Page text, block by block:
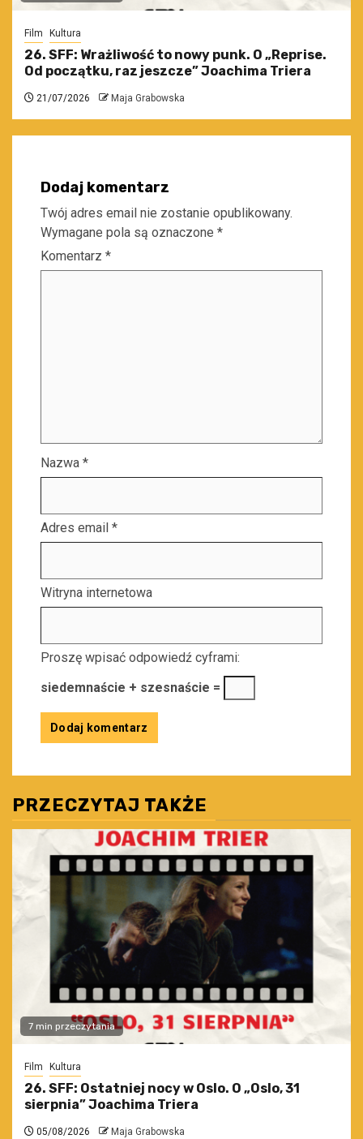
Film Kultura
26. SFF: Wrażliwość to nowy punk. O „Reprise.
Od początku, raz jeszcze” Joachima Triera
21/07/2026 Maja Grabowska
Dodaj komentarz
Twój adres email nie zostanie opublikowany.
Wymagane pola są oznaczone *
Komentarz *
Nazwa *
Adres email *
Witryna internetowa
Proszę wpisać odpowiedź cyframi:
siedemnaście + szesnaście =
PRZECZYTAJ TAKŻE
7 min przeczytania
Film Kultura
26. SFF: Ostatniej nocy w Oslo. O „Oslo, 31
sierpnia” Joachima Triera
05/08/2026 Maja Grabowska